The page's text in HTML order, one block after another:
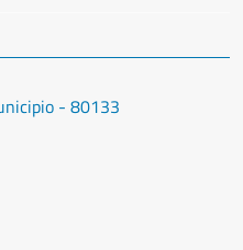
- 80133